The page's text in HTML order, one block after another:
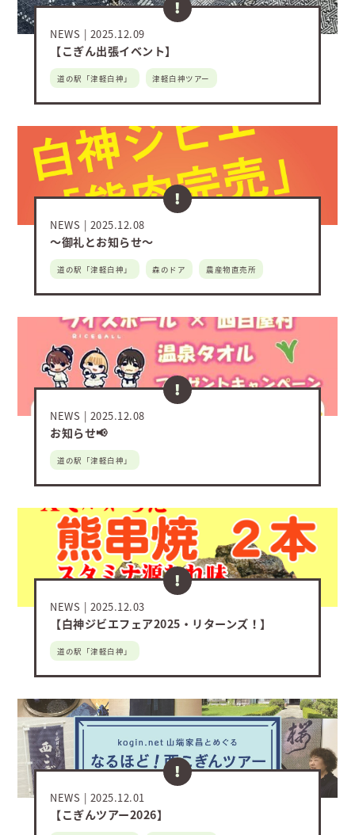
NEWS 2025.12.09
【こぎん出張イベント】
道の駅「津軽白神」 津軽白神ツアー
NEWS 2025.12.08
～御礼とお知らせ～
道の駅「津軽白神」 森のドア 農産物直売所
NEWS 2025.12.08
お知らせ📢
道の駅「津軽白神」
NEWS 2025.12.03
【白神ジビエフェア2025・リターンズ！】
道の駅「津軽白神」
NEWS 2025.12.01
【こぎんツアー2026】